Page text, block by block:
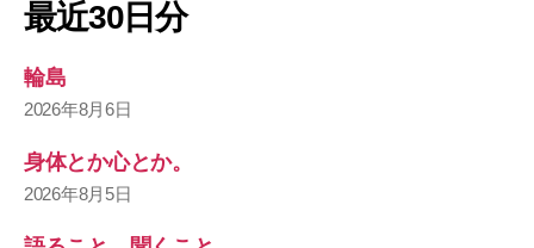
最近30日分
輪島
2026年8月6日
身体とか心とか。
2026年8月5日